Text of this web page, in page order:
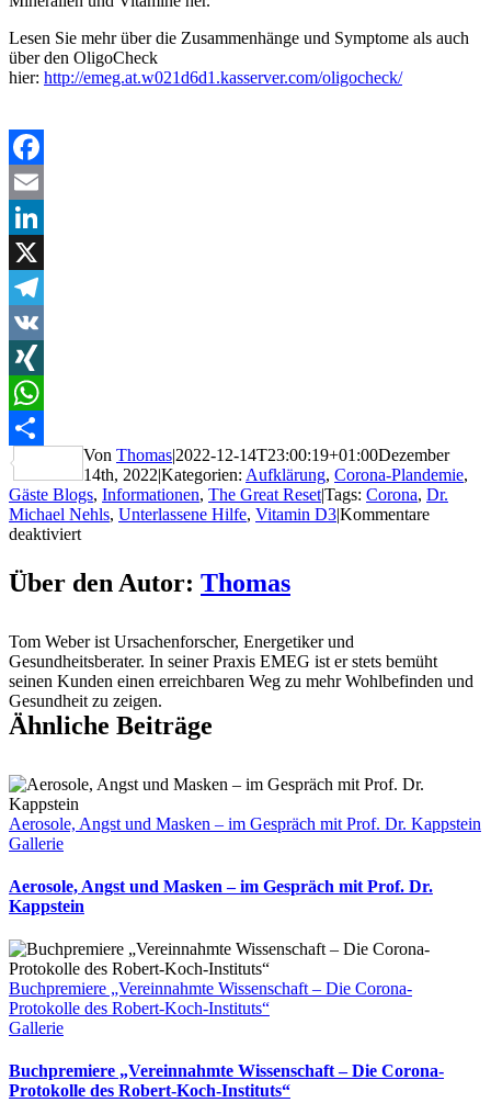
Lesen Sie mehr über die Zusammenhänge und Symptome als auch
über den OligoCheck
hier: http://emeg.at.w021d6d1.kasserver.com/oligocheck/
Facebook
Email
LinkedIn
X
Telegram
VK
XING
WhatsApp
Teilen
Von Thomas|2022-12-14T23:00:19+01:00Dezember
14th, 2022|Kategorien: Aufklärung, Corona-Plandemie,
Gäste Blogs, Informationen, The Great Reset|Tags: Corona, Dr.
Michael Nehls, Unterlassene Hilfe, Vitamin D3|Kommentare
deaktiviertfür
ließ
Menschen
an
Covid
sterben
Über den Autor: Thomas
Tom Weber ist Ursachenforscher, Energetiker und
Gesundheitsberater. In seiner Praxis EMEG ist er stets bemüht
seinen Kunden einen erreichbaren Weg zu mehr Wohlbefinden und
Gesundheit zu zeigen.
Ähnliche Beiträge
Aerosole, Angst und Masken – im Gespräch mit Prof. Dr. Kappstein
Gallerie
Aerosole, Angst und Masken – im Gespräch mit Prof. Dr.
Kappstein
Buchpremiere „Vereinnahmte Wissenschaft – Die Corona-
Protokolle des Robert-Koch-Instituts“
Gallerie
Buchpremiere „Vereinnahmte Wissenschaft – Die Corona-
Protokolle des Robert-Koch-Instituts“